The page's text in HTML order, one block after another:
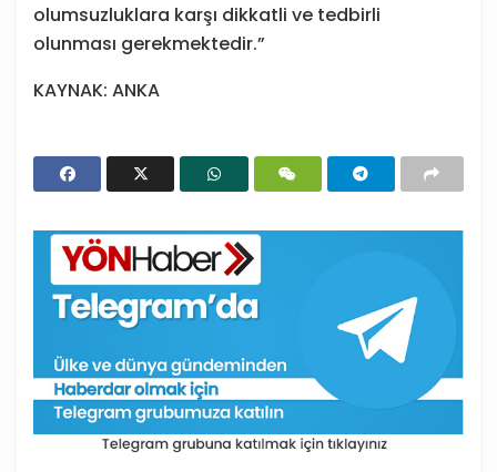
olumsuzluklara karşı dikkatli ve tedbirli
olunması gerekmektedir.”
KAYNAK: ANKA